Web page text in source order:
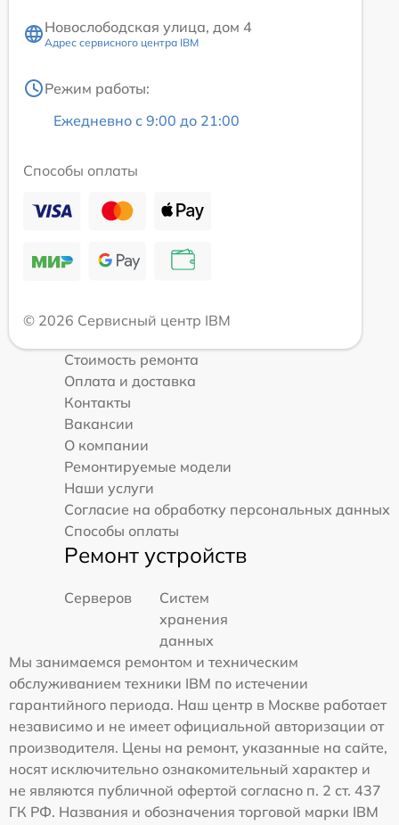
Новослободская улица, дом 4
Адрес сервисного центра IBM
Режим работы:
Ежедневно с 9:00 до 21:00
Способы оплаты
© 2026 Сервисный центр IBM
Стоимость ремонта
Оплата и доставка
Контакты
Вакансии
О компании
Ремонтируемые модели
Наши услуги
Согласие на обработку персональных данных
Способы оплаты
Ремонт устройств
Серверов
Систем
хранения
данных
Мы занимаемся ремонтом и техническим
обслуживанием техники IBM по истечении
гарантийного периода. Наш центр в Москве работает
независимо и не имеет официальной авторизации от
производителя. Цены на ремонт, указанные на сайте,
носят исключительно ознакомительный характер и
не являются публичной офертой согласно п. 2 ст. 437
ГК РФ. Названия и обозначения торговой марки IBM